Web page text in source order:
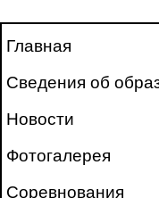
Главная
Сведения об
Новости
Фотогалерея
Соревнования